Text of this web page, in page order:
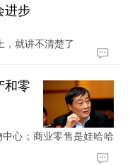
进步
，就讲不清楚了
和零
心；商业零售是娃哈哈